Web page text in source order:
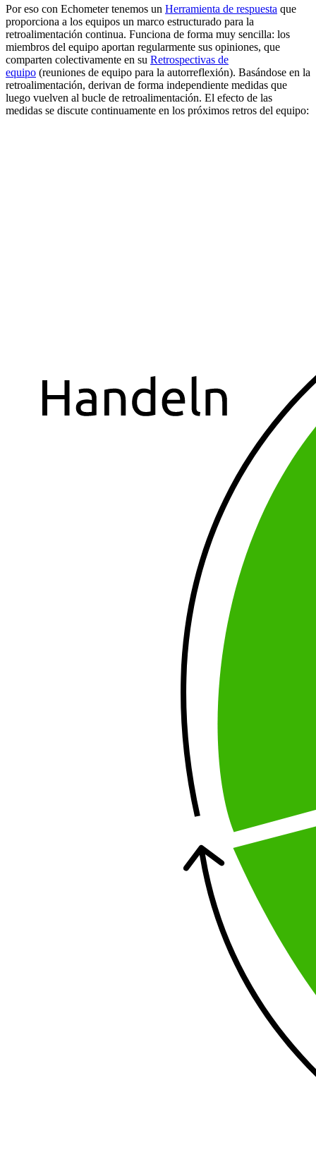
Por eso con Echometer tenemos un Herramienta de respuesta que
proporciona a los equipos un marco estructurado para la
retroalimentación continua. Funciona de forma muy sencilla: los
miembros del equipo aportan regularmente sus opiniones, que
comparten colectivamente en su Retrospectivas de
equipo (reuniones de equipo para la autorreflexión). Basándose en la
retroalimentación, derivan de forma independiente medidas que
luego vuelven al bucle de retroalimentación. El efecto de las
medidas se discute continuamente en los próximos retros del equipo: